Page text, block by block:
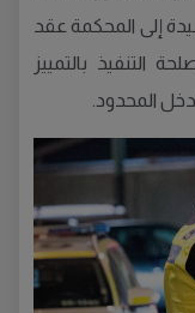
إلى المحكمة عقد
التنفيذ بالتمييز
المحدود.